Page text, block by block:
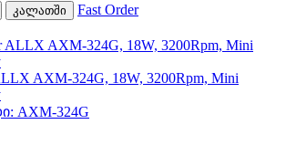
კალათში Fast Order
AXM-324G, 18W, 3200Rpm, Mini
AXM-324G